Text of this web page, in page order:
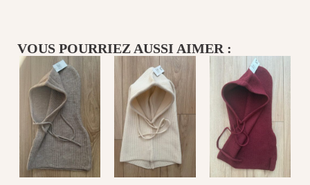
-
Tai
VOUS POURRIEZ AUSSI AIMER :